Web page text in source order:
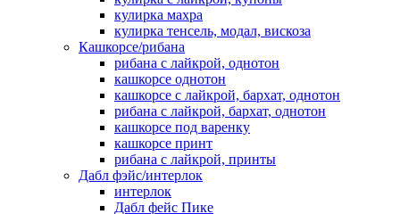
кулирка махра
кулирка тенсель, модал, вискоза
Кашкорсе/рибана
рибана с лайкрой, однотон
кашкорсе однотон
кашкорсе с лайкрой, бархат, однотон
рибана с лайкрой, бархат, однотон
кашкорсе под варенку
кашкорсе принт
рибана с лайкрой, принты
Дабл фэйс/интерлок
интерлок
Дабл фейс Пике